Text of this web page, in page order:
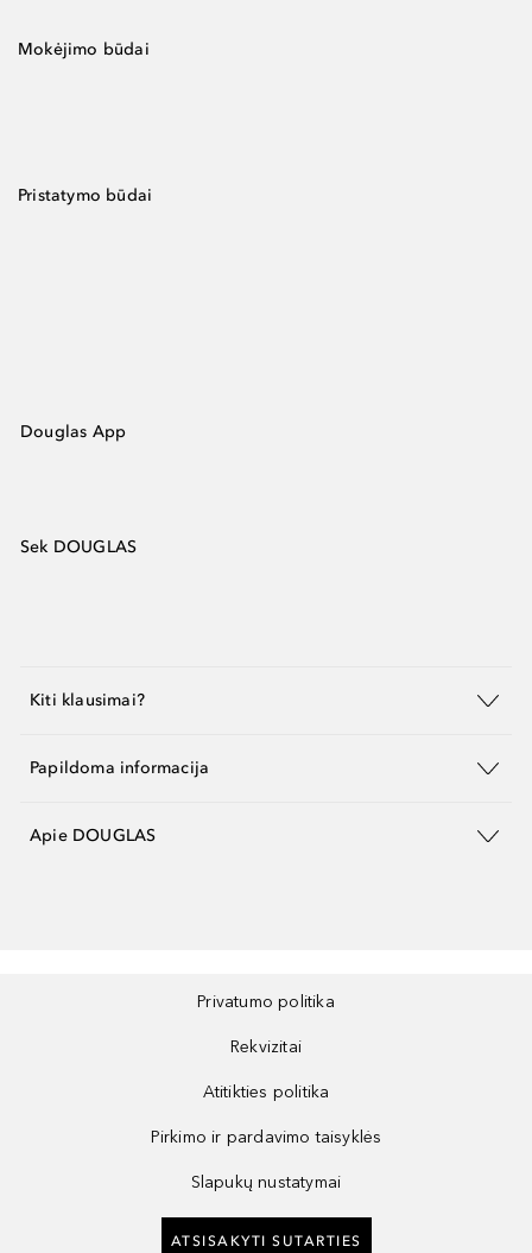
Mokėjimo būdai
Pristatymo būdai
Douglas App
Sek DOUGLAS
Kiti klausimai?
Papildoma informacija
Apie DOUGLAS
Privatumo politika
Rekvizitai
Atitikties politika
Pirkimo ir pardavimo taisyklės
Slapukų nustatymai
ATSISAKYTI SUTARTIES